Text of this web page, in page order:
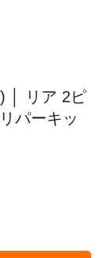
│ リア 2ピ
パーキッ